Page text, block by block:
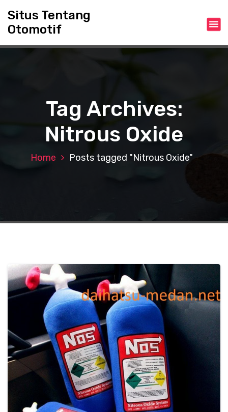
t
Situs Tentang
Otomotif
Tag Archives:
Nitrous Oxide
Home Posts tagged "Nitrous Oxide"